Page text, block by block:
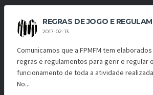
REGRAS DE JOGO E
2017-02-13
Comunicamos que a FPMFM tem
regras e regulamentos para gerir e regular
funcionamento de toda a atividade
No...